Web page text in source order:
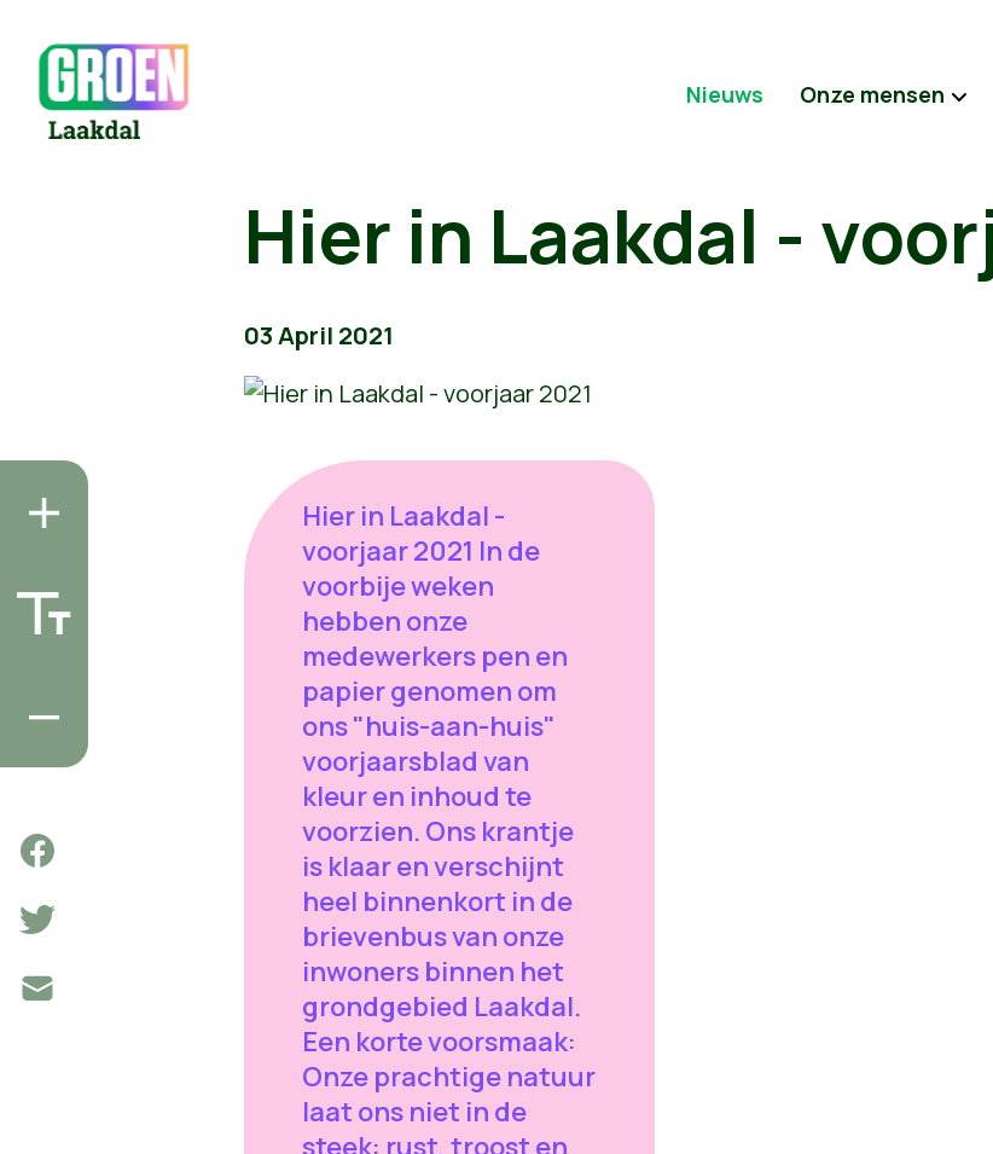
Nieuws Onze mensen
Hier in Laakdal -
03 April 2021
Hier in Laakdal -
voorjaar 2021 In de
voorbije weken
hebben onze
medewerkers pen en
papier genomen om
ons "huis-aan-huis"
voorjaarsblad van
kleur en inhoud te
voorzien. Ons krantje
is klaar en verschijnt
heel binnenkort in de
brievenbus van onze
inwoners binnen het
grondgebied Laakdal.
Een korte voorsmaak:
Onze prachtige natuur
laat ons niet in de
steek: rust, troost en